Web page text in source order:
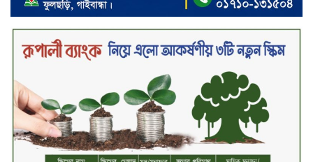
ডিজিটাল স্ক্রিন ছেড়ে ফসলের মাঠে
শিক্ষার্থীরা; টাঙ্গাইলের মহিষমারা কলেজে
শান্তা পিনাকলে প্রিমিয়ার ব্যাংকের বোর্ড
সভা অনুষ্ঠিত